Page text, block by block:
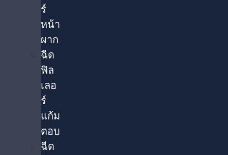
ร์
หน้า
ผาก
ฉีด
ฟิล
เลอ
ร์
แก้ม
ตอบ
ฉีด